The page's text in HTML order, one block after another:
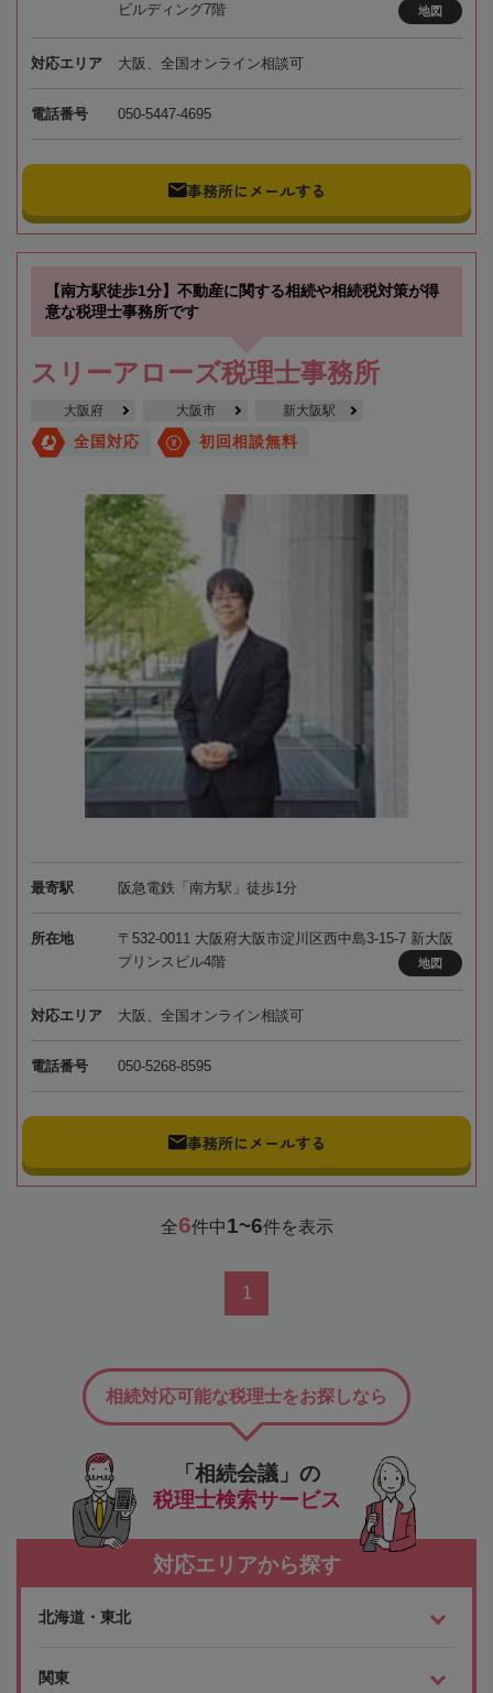
ビルディング7階
地図
対応エリア 大阪、全国オンライン相談可
電話番号 050-5447-4695
事務所にメールする
【南方駅徒歩1分】不動産に関する相続や相続税対策が得
意な税理士事務所です
スリーアローズ税理士事務所
大阪府 大阪市 新大阪駅
全国対応 初回相談無料
最寄駅 阪急電鉄「南方駅」徒歩1分
所在地
〒532-0011 大阪府大阪市淀川区西中島3-15-7 新大阪
プリンスビル4階
地図
対応エリア 大阪、全国オンライン相談可
電話番号 050-5268-8595
事務所にメールする
全6件中1~6件を表示
1
「相続会議」の
税理士検索サービス
相続対応可能な税理士をお探しなら
対応エリアから探す
北海道・東北
関東